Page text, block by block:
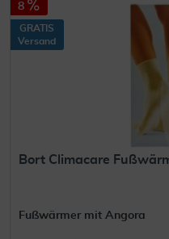
8
GRATIS
Versand
Bort Climacare
Fußwärmer mit Angora